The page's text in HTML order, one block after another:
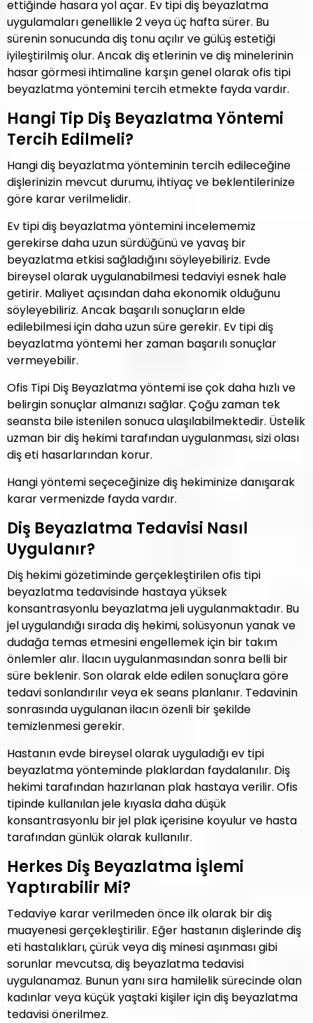
ettiğinde hasara yol açar. Ev tipi diş beyazlatma
uygulamaları genellikle 2 veya üç hafta sürer. Bu
sürenin sonucunda diş tonu açılır ve gülüş estetiği
iyileştirilmiş olur. Ancak diş etlerinin ve diş minelerinin
hasar görmesi ihtimaline karşın genel olarak ofis tipi
beyazlatma yöntemini tercih etmekte fayda vardır.
Hangi Tip Diş Beyazlatma Yöntemi
Tercih Edilmeli?
Hangi diş beyazlatma yönteminin tercih edileceğine
dişlerinizin mevcut durumu, ihtiyaç ve beklentilerinize
göre karar verilmelidir.
Ev tipi diş beyazlatma yöntemini incelememiz
gerekirse daha uzun sürdüğünü ve yavaş bir
beyazlatma etkisi sağladığını söyleyebiliriz. Evde
bireysel olarak uygulanabilmesi tedaviyi esnek hale
getirir. Maliyet açısından daha ekonomik olduğunu
söyleyebiliriz. Ancak başarılı sonuçların elde
edilebilmesi için daha uzun süre gerekir. Ev tipi diş
beyazlatma yöntemi her zaman başarılı sonuçlar
vermeyebilir.
Ofis Tipi Diş Beyazlatma yöntemi ise çok daha hızlı ve
belirgin sonuçlar almanızı sağlar. Çoğu zaman tek
seansta bile istenilen sonuca ulaşılabilmektedir. Üstelik
uzman bir diş hekimi tarafından uygulanması, sizi olası
diş eti hasarlarından korur.
Hangi yöntemi seçeceğinize diş hekiminize danışarak
karar vermenizde fayda vardır.
Diş Beyazlatma Tedavisi Nasıl
Uygulanır?
Diş hekimi gözetiminde gerçekleştirilen ofis tipi
beyazlatma tedavisinde hastaya yüksek
konsantrasyonlu beyazlatma jeli uygulanmaktadır. Bu
jel uygulandığı sırada diş hekimi, solüsyonun yanak ve
dudağa temas etmesini engellemek için bir takım
önlemler alır. İlacın uygulanmasından sonra belli bir
süre beklenir. Son olarak elde edilen sonuçlara göre
tedavi sonlandırılır veya ek seans planlanır. Tedavinin
sonrasında uygulanan ilacın özenli bir şekilde
temizlenmesi gerekir.
Hastanın evde bireysel olarak uyguladığı ev tipi
beyazlatma yönteminde plaklardan faydalanılır. Diş
hekimi tarafından hazırlanan plak hastaya verilir. Ofis
tipinde kullanılan jele kıyasla daha düşük
konsantrasyonlu bir jel plak içerisine koyulur ve hasta
tarafından günlük olarak kullanılır.
Herkes Diş Beyazlatma İşlemi
Yaptırabilir Mi?
Tedaviye karar verilmeden önce ilk olarak bir diş
muayenesi gerçekleştirilir. Eğer hastanın dişlerinde diş
eti hastalıkları, çürük veya diş minesi aşınması gibi
sorunlar mevcutsa, diş beyazlatma tedavisi
uygulanamaz. Bunun yanı sıra hamilelik sürecinde olan
kadınlar veya küçük yaştaki kişiler için diş beyazlatma
tedavisi önerilmez.